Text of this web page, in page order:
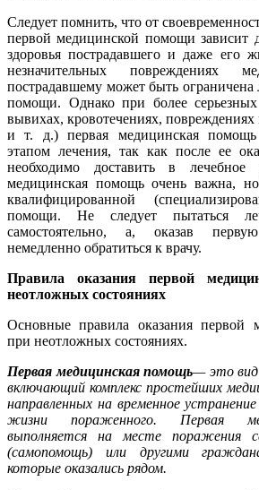
Следует помнить, что от
первой медицинской помощи зависит
здоровья пострадавшего и даже его
незначительных повреждениях
пострадавшему может быть
помощи. Однако при более серьезных
вывихах, кровотечениях, повреждениях
и т. д.) первая медицинская помощь
этапом лечения, так как после ее
необходимо доставить в лечебное
медицинская помощь очень важна,
квалифицированной
помощи. Не следует пытаться
самостоятельно, а, оказав
немедленно обратиться к врачу.
Правила оказания первой
неотложных состояниях
Основные правила оказания первой
при неотложных состояниях.
Первая медицинская помощь— это вид
включающий комплекс простейших
направленных на временное
жизни пораженного. Первая
выполняется на месте поражения
(самопомощь) или другими
которые оказались рядом.